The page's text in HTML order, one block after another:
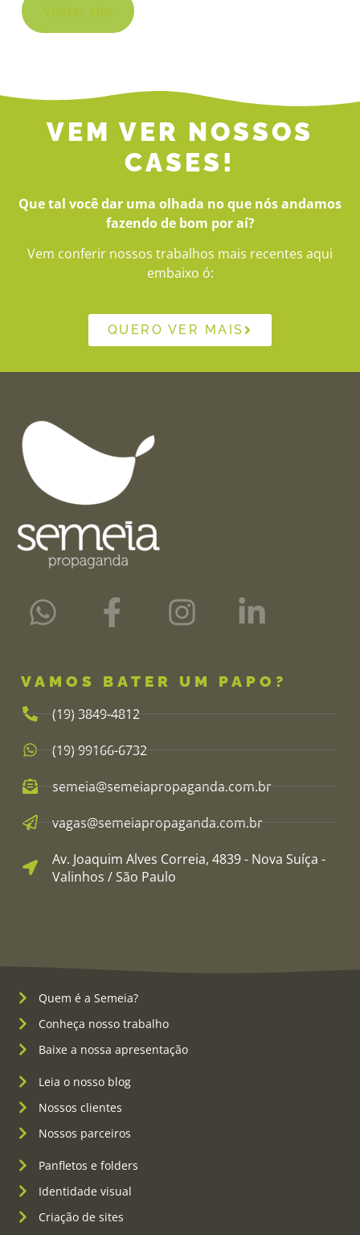
Visitar site
VEM VER NOSSOS
CASES!
Que tal você dar uma olhada no que nós andamos
fazendo de bom por aí?
Vem conferir nossos trabalhos mais recentes aqui
embaixo ó:
QUERO VER MAIS
VAMOS BATER UM PAPO?
(19) 3849-4812​
(19) 99166-6732
semeia@semeiapropaganda.com.br​
vagas@semeiapropaganda.com.br​
Av. Joaquim Alves Correia, 4839 - Nova Suíça -
Valinhos / São Paulo
Quem é a Semeia?
Conheça nosso trabalho
Baixe a nossa apresentação
Leia o nosso blog
Nossos clientes
Nossos parceiros
Panfletos e folders
Identidade visual
Criação de sites